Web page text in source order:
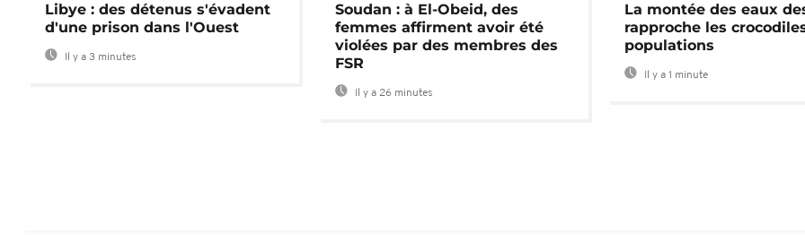
Libye : des détenus s'évadent
d'une prison dans l'Ouest
Il y a 3 minutes
Soudan : à El-Obeid, des
femmes affirment avoir été
violées par des membres des
FSR
Il y a 26 minutes
La montée des eaux
rapproche les
populations
Il y a 1 minute